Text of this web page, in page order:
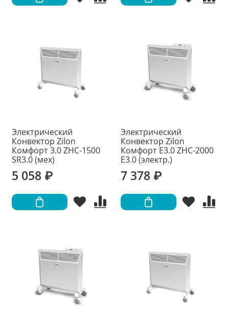
Электрический
Конвектор Zilon
Комфорт 3.0 ZHC-1500
SR3.0 (мех)
5 058 ₽
Электрический
Конвектор Zilon
Комфорт E3.0 ZHC-2000
Е3.0 (электр.)
7 378 ₽